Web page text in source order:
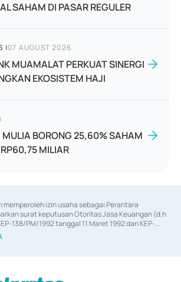
SAHAM DI PASAR REGULER
|07 AUGUST 2026
MUAMALAT PERKUAT SINERGI
EKOSISTEM HAJI
MULIA BORONG 25,60% SAHAM
MILIAR
memperoleh izin usaha sebagai Perantara
surat keputusan Otoritas Jasa Keuangan (d.h
138/PM/1992 tanggal 11 Maret 1992 dan KEP-
Februari 2014, izin usaha sebagai Penjamin Emisi
Otoritas Jasa Keuangan Nomor KEP-
Otoritas Jasa Keuangan Nomor S-